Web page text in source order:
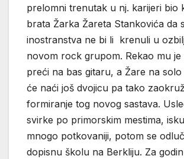
prelomni trenutak u nj. karijeri bio
brata Žarka Žareta Stankovića da
inostranstva ne bi li krenuli u
novom rock grupom. Rekao mu je
preći na bas gitaru, a Žare na
će naći još dvojicu pa tako
formiranje tog novog sastava.
svirke po primorskim mestima,
mnogo potkovaniji, potom se
dopisnu školu na Berkliju. Za